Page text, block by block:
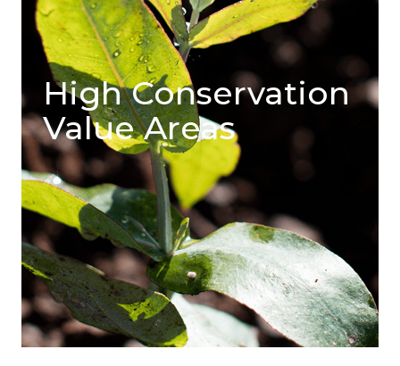
High Conservation
Value Areas